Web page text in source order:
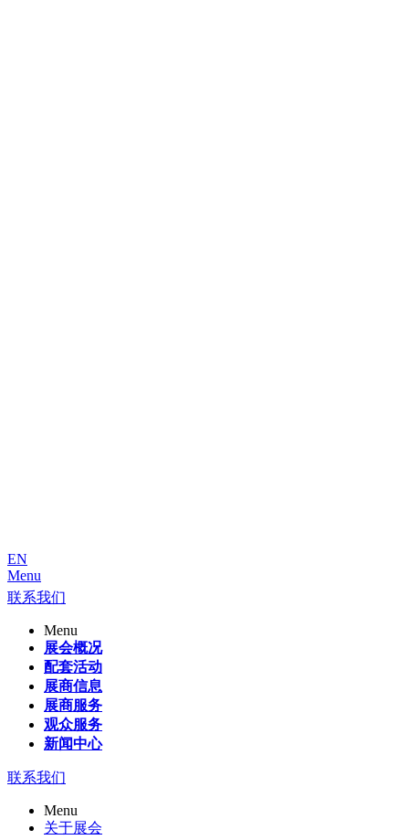
EN
Menu
联系我们
Menu
展会概况
配套活动
展商信息
展商服务
观众服务
新闻中心
联系我们
Menu
关于展会